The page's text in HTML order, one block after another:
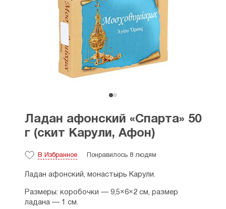
Ладан афонский «Спарта» 50
г (скит Карули, Афон)
В Избранное Понравилось 8 людям
Ладан афонский, монастырь Карули.
Размеры: коробочки — 9,5×6×2 см, размер
ладана — 1 см.